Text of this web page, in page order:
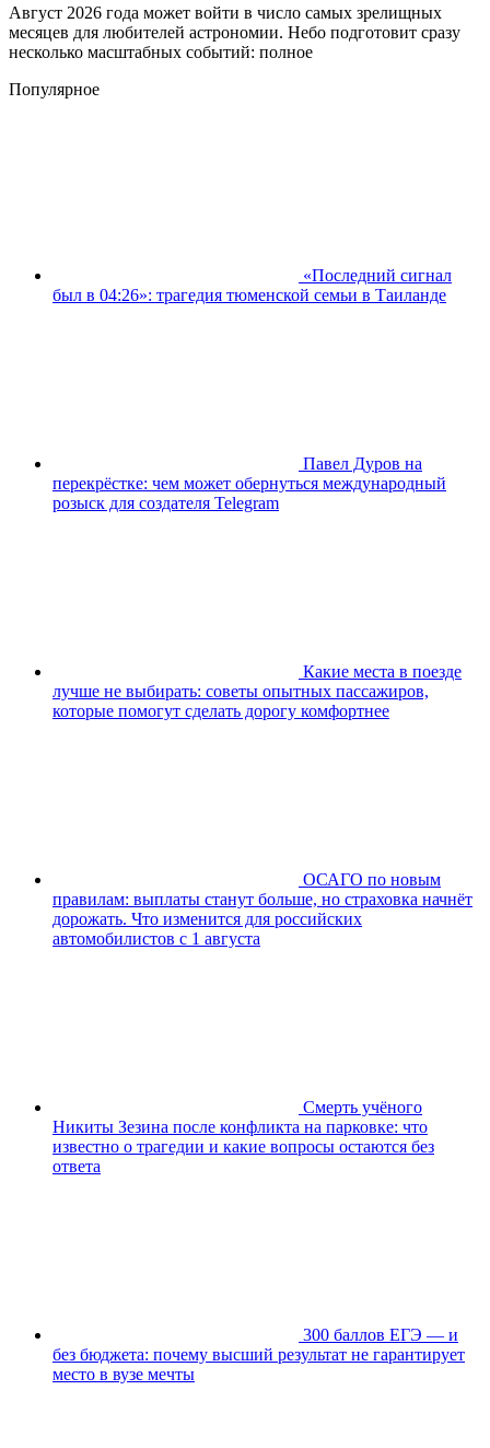
Август 2026 года может войти в число самых зрелищных
месяцев для любителей астрономии. Небо подготовит сразу
несколько масштабных событий: полное
Популярное
«Последний сигнал
был в 04:26»: трагедия тюменской семьи в Таиланде
Павел Дуров на
перекрёстке: чем может обернуться международный
розыск для создателя Telegram
Какие места в поезде
лучше не выбирать: советы опытных пассажиров,
которые помогут сделать дорогу комфортнее
ОСАГО по новым
правилам: выплаты станут больше, но страховка начнёт
дорожать. Что изменится для российских
автомобилистов с 1 августа
Смерть учёного
Никиты Зезина после конфликта на парковке: что
известно о трагедии и какие вопросы остаются без
ответа
300 баллов ЕГЭ — и
без бюджета: почему высший результат не гарантирует
место в вузе мечты